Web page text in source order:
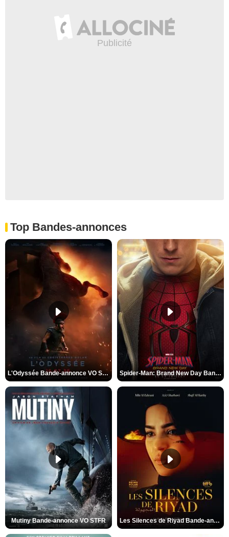
Top Bandes-annonces
L'Odyssée Bande-annonce VO STFR Spider-Man: Brand New Day Bande-annonce VO STFR
Mutiny Bande-annonce VO STFR Les Silences de Riyad Bande-annonce VO STFR